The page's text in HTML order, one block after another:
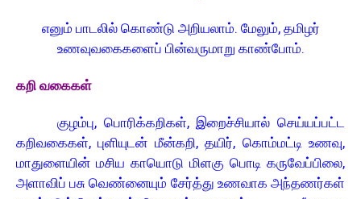
எனும் பாடலில் கொண்டு அறியலாம். மேலும், தமிழர்
உணவுவகைகளைப் பின்வருமாறு காண்போம்.
கறி வகைகள்
குழம்பு, பொரிக்கறிகள், இறைச்சியால் செய்யப்பட்ட
கறிவகைகள், புளியுடன் மீன்கறி, தயிர், கொம்மட்டி உணவு,
மாதுளையின் மசிய காயொடு மிளகு பொடி கருவேப்பிலை,
அளாவிப் பசு வெண்னையும் சேர்த்து உணவாக அந்தணர்கள்